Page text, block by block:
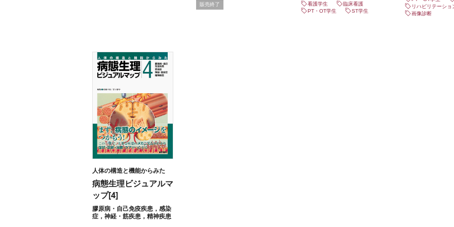
販売終了 看護学生
臨床看護
PT・OT学生
ST学生
リハビリテーショ
画像診断
人体の構造と機能からみた
病態生理ビジュアルマ
ップ[4]
膠原病・自己免疫疾患，感染
症，神経・筋疾患，精神疾患